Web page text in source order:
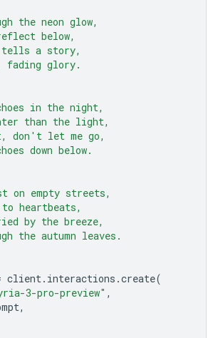
the neon glow,
below,
tells a story,
fading glory.
in the night,
than the light,
don't let me go,
down below.
on empty streets,
to heartbeats,
by the breeze,
the autumn leaves.
client. interactions .create(
3-pro-preview" ,
,